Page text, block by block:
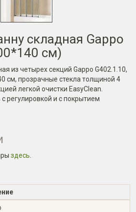
складная Gappo
см)
из четырех секций Gappo G402.1.10,
см, прозрачные стекла толщиной 4
легкой очистки EasyClean.
регулировкой и с покрытием
здесь